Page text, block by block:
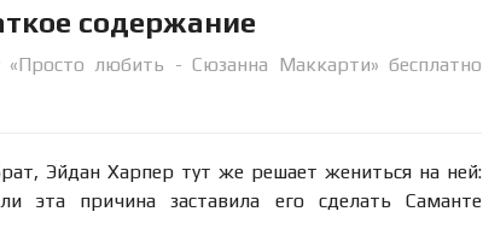
содержание
любить - Сюзанна Маккарти» бесплатно
Эйдан Харпер тут же решает жениться на ней:
причина заставила его сделать Саманте